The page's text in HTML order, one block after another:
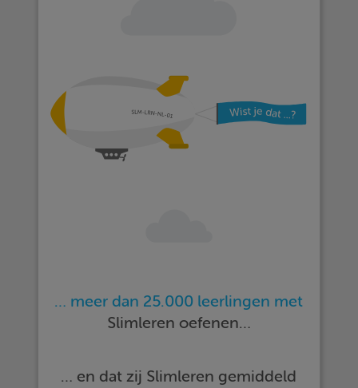
… meer dan 25.000 leerlingen met
Slimleren oefenen…
… en dat zij Slimleren gemiddeld